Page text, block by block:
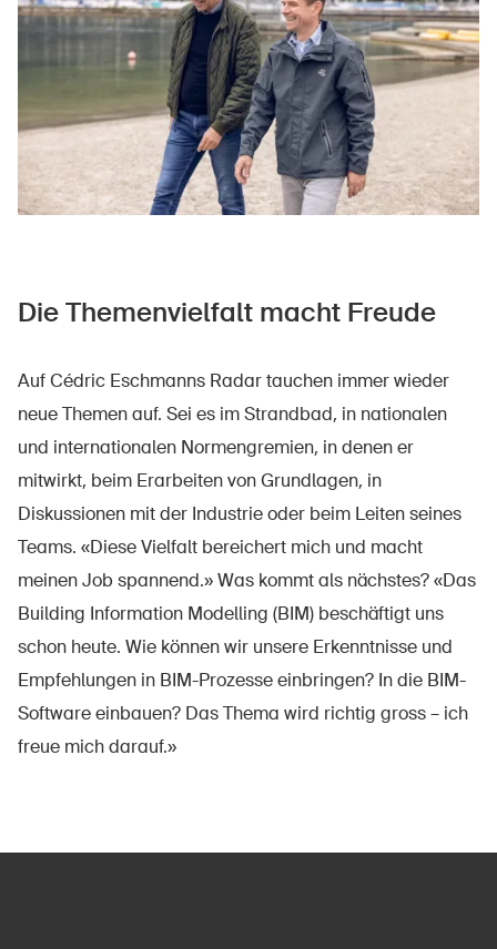
Newsletter abonnieren
Die Themenvielfalt macht Freude
Auf Cédric Eschmanns Radar tauchen immer wieder
neue Themen auf. Sei es im Strandbad, in nationalen
und internationalen Normengremien, in denen er
mitwirkt, beim Erarbeiten von Grundlagen, in
Diskussionen mit der Industrie oder beim Leiten seines
Teams. «Diese Vielfalt bereichert mich und macht
meinen Job spannend.» Was kommt als nächstes? «Das
Building Information Modelling (BIM) beschäftigt uns
schon heute. Wie können wir unsere Erkenntnisse und
Empfehlungen in BIM-Prozesse einbringen? In die BIM-
Software einbauen? Das Thema wird richtig gross – ich
freue mich darauf.»